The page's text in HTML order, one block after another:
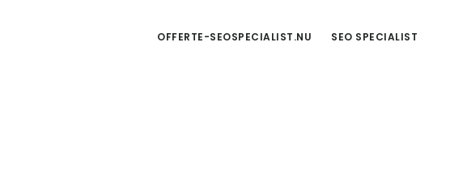
OFFERTE-SEOSPECIALIST.NU SEO SPECIALIST